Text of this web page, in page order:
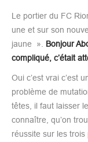
Le portier du FC
une et sur son
jaune ». Bonjour
compliqué, c’était
Oui c’est vrai c’est
problème de
têtes, il faut laisser
connaître, qu’on
réussite sur les trois